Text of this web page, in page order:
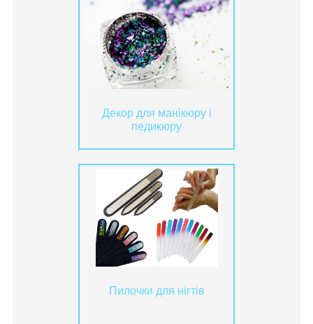
Декор для манікюру і
педикюру
Пилочки для нігтів